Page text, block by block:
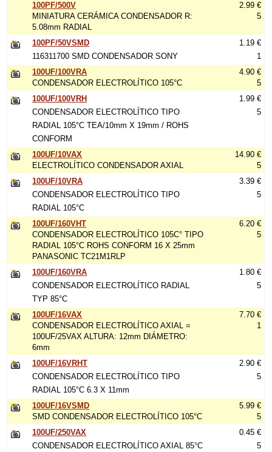
100PF/500V
MINIATURA CERÁMICA CONDENSADOR R:
5.08mm RADIAL
2.99 €
5
100PF/50VSMD
116311700 SMD CONDENSADOR SONY
1.19 €
1
100UF/100VRA
CONDENSADOR ELECTROLÍTICO 105°C
4.90 €
5
100UF/100VRH
CONDENSADOR ELECTROLÍTICO TIPO
RADIAL 105°C TEA/10mm X 19mm / ROHS
CONFORM
1.99 €
5
100UF/10VAX
ELECTROLÍTICO CONDENSADOR AXIAL
14.90 €
5
100UF/10VRA
CONDENSADOR ELECTROLÍTICO TIPO
RADIAL 105°C
3.39 €
5
100UF/160VHT
CONDENSADOR ELECTROLÍTICO 105C° TIPO
RADIAL 105°C ROHS CONFORM 16 X 25mm
PANASONIC TC21M1RLP
6.20 €
5
100UF/160VRA
CONDENSADOR ELECTROLÍTICO RADIAL
TYP 85°C
1.80 €
5
100UF/16VAX
CONDENSADOR ELECTROLÍTICO AXIAL =
100UF/25VAX ALTURA: 12mm DIÁMETRO:
6mm
7.70 €
1
100UF/16VRHT
CONDENSADOR ELECTROLÍTICO TIPO
RADIAL 105°C 6.3 X 11mm
2.90 €
5
100UF/16VSMD
SMD CONDENSADOR ELECTROLÍTICO 105°C
5.99 €
5
100UF/250VAX
CONDENSADOR ELECTROLÍTICO AXIAL 85°C
0.45 €
5